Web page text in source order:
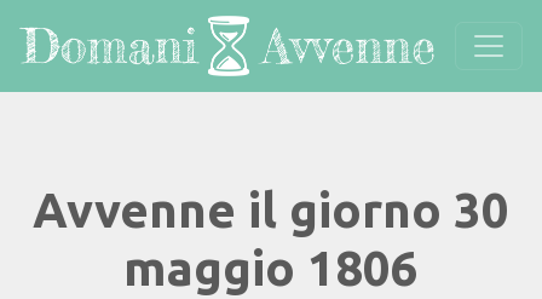
Avvenne il giorno 30
maggio 1806